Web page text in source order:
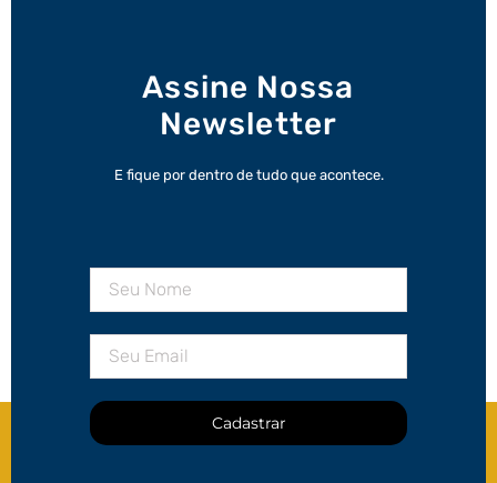
Assine Nossa
Newsletter
E fique por dentro de tudo que acontece.
Cadastrar